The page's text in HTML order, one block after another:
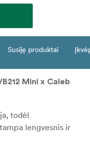
Susiję produktai
Mini x Caleb
todėl
lengvesnis ir